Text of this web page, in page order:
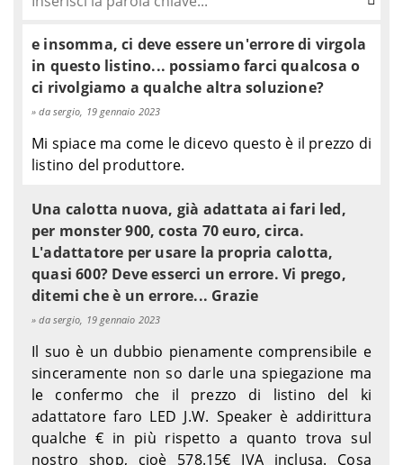
BMW
R 75/7 - 0372
1979
BMW
R 80 GS Monolever - 0346
1980-1987
BMW
R 80 GS Monolever Paris Dakar - 0346
1984-1987
BMW
R 80 GS Paralever - 0471
BMW
R 80 GS Paralever Paris Dakar - 0485
1990-1993
BMW
R 80 GS/2 Paralever - 0481
BMW
R 80 R - 0467
1991-1994
BMW
R 80 RT - 0444
BMW
R 80 RT/2 Monolever - 0457
1984-1995
BMW
R 80 ST - 0347
1982-1985
BMW
R 80/7 N - 0327
BMW
R 80/7 N - 0373
BMW
R 80/7 S - 0322
1977-1978
BMW
R 80/7 S - 0374
BMW
R 850 R - 0401
1995-1996
BMW
R 850 R - 0401
1995-2002
R 850 R ABS - 0401
1995-1996
BMW
R 850 R ABS - 0401
1995-2002
e insomma, ci deve essere un'errore di virgola
in questo listino... possiamo farci qualcosa o
ci rivolgiamo a qualche altra soluzione?
da sergio, 19 gennaio 2023
Mi spiace ma come le dicevo questo è il prezzo di
listino del produttore.
Una calotta nuova, già adattata ai fari led,
per monster 900, costa 70 euro, circa.
L'adattatore per usare la propria calotta,
quasi 600? Deve esserci un errore. Vi prego,
ditemi che è un errore... Grazie
da sergio, 19 gennaio 2023
Il suo è un dubbio pienamente comprensibile e
sinceramente non so darle una spiegazione ma
le confermo che il prezzo di listino del ki
adattatore faro LED J.W. Speaker è addirittura
qualche € in più rispetto a quanto trova sul
nostro shop, cioè 578.15€ IVA inclusa. Cosa